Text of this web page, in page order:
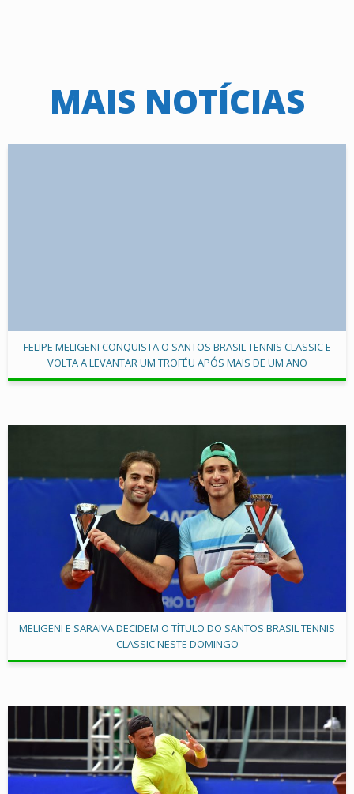
MAIS NOTÍCIAS
FELIPE MELIGENI CONQUISTA O SANTOS BRASIL TENNIS CLASSIC E
VOLTA A LEVANTAR UM TROFÉU APÓS MAIS DE UM ANO
MELIGENI E SARAIVA DECIDEM O TÍTULO DO SANTOS BRASIL TENNIS
CLASSIC NESTE DOMINGO